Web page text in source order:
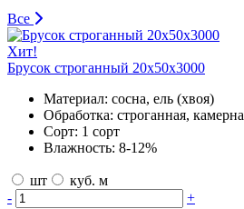
Все
Хит!
Брусок строганный 20х50х3000
Материал: сосна, ель (хвоя)
Обработка: строганная,
Сорт: 1 сорт
Влажность: 8-12%
шт
куб. м
-
+